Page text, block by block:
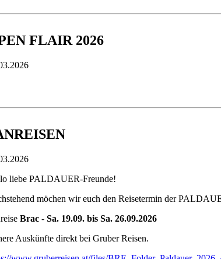
FLAIR 2026
liebe PALDAUER-Freunde!
möchen wir euch den Reisetermin der
Brac - Sa. 19.09. bis Sa. 26.09.2026
Auskünfte direkt bei Gruber Reisen.